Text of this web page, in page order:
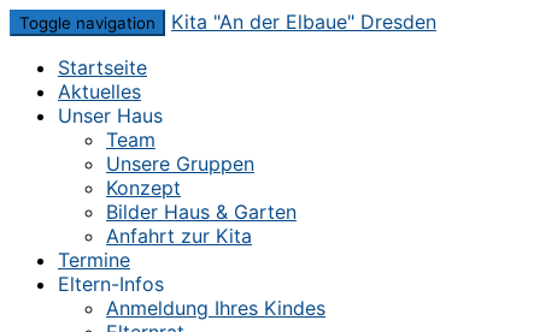
Skip
content
Toggle navigation
Kita "An der Elbaue" Dresden
Startseite
Aktuelles
Unser Haus
Team
Unsere Gruppen
Konzept
Bilder Haus & Garten
Anfahrt zur Kita
Termine
Eltern-Infos
Anmeldung Ihres Kindes